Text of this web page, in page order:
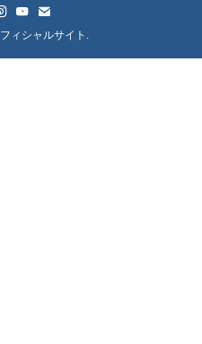
ィシャルサイト.